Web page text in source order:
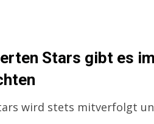
Stars gibt es
wird stets mitverfolgt